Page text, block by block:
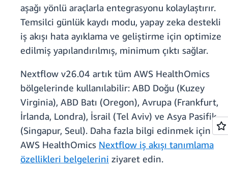
aşağı yönlü araçlarla entegrasyonu kolaylaştırır.
Temsilci günlük kaydı modu, yapay zeka destekli
iş akışı hata ayıklama ve geliştirme için optimize
edilmiş yapılandırılmış, minimum çıktı sağlar.
Nextflow v26.04 artık tüm AWS HealthOmics
bölgelerinde kullanılabilir: ABD Doğu (Kuzey
Virginia), ABD Batı (Oregon), Avrupa (Frankfurt,
İrlanda, Londra), İsrail (Tel Aviv) ve Asya Pasifik
(Singapur, Seul). Daha fazla bilgi edinmek için
AWS HealthOmics Nextflow iş akışı tanımlama
özellikleri belgelerini ziyaret edin.